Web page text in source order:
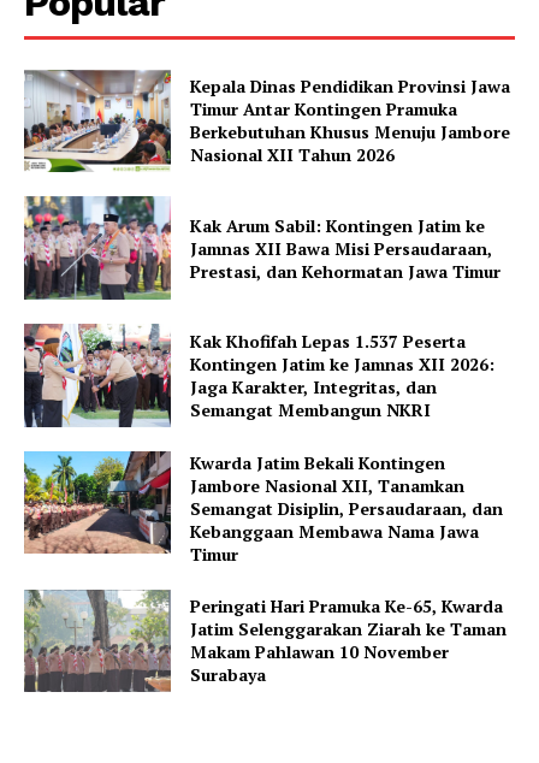
Kepala Dinas Pendidikan Provinsi Jawa
Timur Antar Kontingen Pramuka
Berkebutuhan Khusus Menuju Jambore
Nasional XII Tahun 2026
Kak Arum Sabil: Kontingen Jatim ke
Jamnas XII Bawa Misi Persaudaraan,
Prestasi, dan Kehormatan Jawa Timur
Kak Khofifah Lepas 1.537 Peserta
Kontingen Jatim ke Jamnas XII 2026:
Jaga Karakter, Integritas, dan
Semangat Membangun NKRI
Kwarda Jatim Bekali Kontingen
Jambore Nasional XII, Tanamkan
Semangat Disiplin, Persaudaraan, dan
Kebanggaan Membawa Nama Jawa
Timur
Peringati Hari Pramuka Ke-65, Kwarda
Jatim Selenggarakan Ziarah ke Taman
Makam Pahlawan 10 November
Surabaya